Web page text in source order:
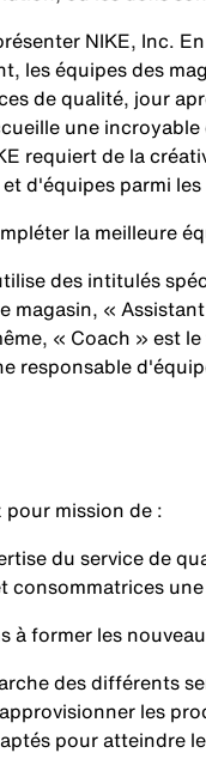
NIKE, Inc.
les équipes des
de qualité, jour
une
requiert de la
d'équipes parmi
la meilleure
des intitulés
magasin, «
« Coach » est
responsable
pour mission de :
du service de
former les
des différents
les
pour atteindre